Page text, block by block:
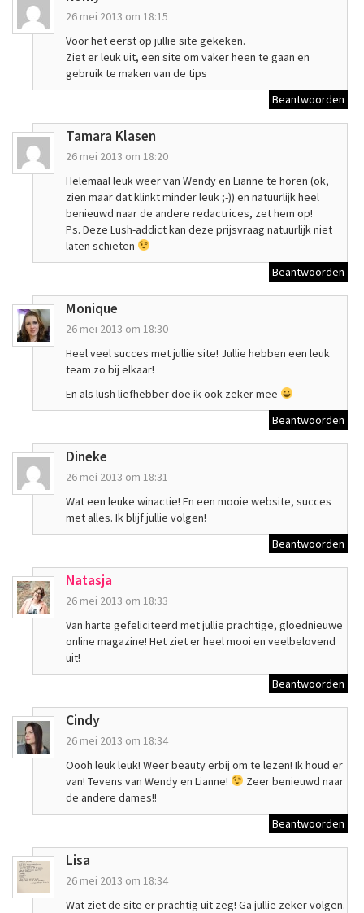
26 mei 2013 om 18:15
Voor het eerst op jullie site gekeken.
Ziet er leuk uit, een site om vaker heen te gaan en
gebruik te maken van de tips
Beantwoorden
Tamara Klasen
26 mei 2013 om 18:20
Helemaal leuk weer van Wendy en Lianne te horen (ok,
zien maar dat klinkt minder leuk ;-)) en natuurlijk heel
benieuwd naar de andere redactrices, zet hem op!
Ps. Deze Lush-addict kan deze prijsvraag natuurlijk niet
laten schieten
Beantwoorden
Monique
26 mei 2013 om 18:30
Heel veel succes met jullie site! Jullie hebben een leuk
team zo bij elkaar!
En als lush liefhebber doe ik ook zeker mee
Beantwoorden
Dineke
26 mei 2013 om 18:31
Wat een leuke winactie! En een mooie website, succes
met alles. Ik blijf jullie volgen!
Beantwoorden
Natasja
26 mei 2013 om 18:33
Van harte gefeliciteerd met jullie prachtige, gloednieuwe
online magazine! Het ziet er heel mooi en veelbelovend
uit!
Beantwoorden
Cindy
26 mei 2013 om 18:34
Oooh leuk leuk! Weer beauty erbij om te lezen! Ik houd er
van! Tevens van Wendy en Lianne!
Zeer benieuwd naar
de andere dames!!
Beantwoorden
Lisa
26 mei 2013 om 18:34
Wat ziet de site er prachtig uit zeg! Ga jullie zeker volgen.